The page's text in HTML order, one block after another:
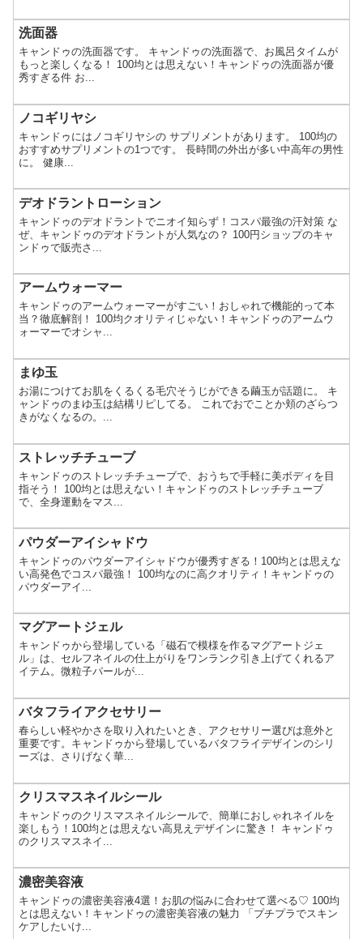
洗面器
キャンドゥの洗面器です。 キャンドゥの洗面器で、お風呂タイムが
もっと楽しくなる！ 100均とは思えない！キャンドゥの洗面器が優
秀すぎる件 お...
ノコギリヤシ
キャンドゥにはノコギリヤシの サプリメントがあります。 100均の
おすすめサプリメントの1つです。 長時間の外出が多い中高年の男性
に。 健康...
デオドラントローション
キャンドゥのデオドラントでニオイ知らず！コスパ最強の汗対策 な
ぜ、キャンドゥのデオドラントが人気なの？ 100円ショップのキャ
ンドゥで販売さ...
アームウォーマー
キャンドゥのアームウォーマーがすごい！おしゃれで機能的って本
当？徹底解剖！ 100均クオリティじゃない！キャンドゥのアームウ
ォーマーでオシャ...
まゆ玉
お湯につけてお肌をくるくる毛穴そうじができる繭玉が話題に。 キ
ャンドゥのまゆ玉は結構リピしてる。 これでおでことか頬のざらつ
きがなくなるの。...
ストレッチチューブ
キャンドゥのストレッチチューブで、おうちで手軽に美ボディを目
指そう！ 100均とは思えない！キャンドゥのストレッチチューブ
で、全身運動をマス...
パウダーアイシャドウ
キャンドゥのパウダーアイシャドウが優秀すぎる！100均とは思えな
い高発色でコスパ最強！ 100均なのに高クオリティ！キャンドゥの
パウダーアイ...
マグアートジェル
キャンドゥから登場している「磁石で模様を作るマグアートジェ
ル」は、セルフネイルの仕上がりをワンランク引き上げてくれるア
イテム。微粒子パールが...
バタフライアクセサリー
春らしい軽やかさを取り入れたいとき、アクセサリー選びは意外と
重要です。キャンドゥから登場しているバタフライデザインのシリ
ーズは、さりげなく華...
クリスマスネイルシール
キャンドゥのクリスマスネイルシールで、簡単におしゃれネイルを
楽しもう！100均とは思えない高見えデザインに驚き！ キャンドゥ
のクリスマスネイ...
濃密美容液
キャンドゥの濃密美容液4選！お肌の悩みに合わせて選べる♡ 100均
とは思えない！キャンドゥの濃密美容液の魅力 「プチプラでスキン
ケアしたいけ...